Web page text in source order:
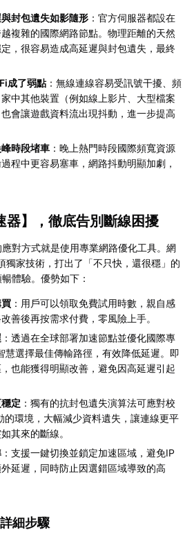
封包遺失如影隨形 ：官方伺服器都設在
複雜的國際網路節點。物理距離的天然
，很容易造成高延遲與封包遺失，最終
成了弱點：無線連線容易受訊號干擾、頻
中其他裝置（例如線上影片、大型檔案
會讓遊戲資料流出現抖動，進一步提高
時段堵車 ：晚上熱門時段國際頻寬資源
程中更容易塞車，網路抖動明顯加劇，
器】，徹底告別斷線困擾
對方式就是使用專業網路優化工具。網
獨家技術，打出了「不只快，還很穩」的
體驗。優勢如下：
：用戶可以領取免費試用時數，親自感
善後再按需求付費，零風險上手。
：透過在全球部署加速節點並優化國際專
慧選擇最佳傳輸路徑，有效降低延遲。即
也能獲得明顯改善，避免因高延遲引起
定 ：獨有的抗封包遺失演算法可應對校
的環境，大幅減少資料遺失，讓連線更平
其來的斷線。
：支援一鍵切換並鎖定加速區域，避免IP
延遲，同時防止因選錯區域導致的高
細步驟